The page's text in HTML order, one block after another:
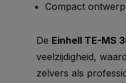
Compact
De Einhell TE-MS
veelzijdigheid,
zelvers als